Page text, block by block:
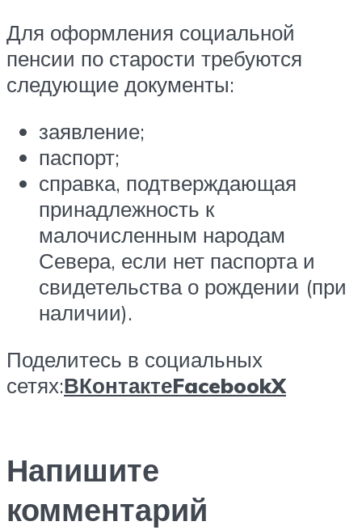
Для оформления социальной
пенсии по старости требуются
следующие документы:
заявление;
паспорт;
справка, подтверждающая
принадлежность к
малочисленным народам
Севера, если нет паспорта и
свидетельства о рождении (при
наличии).
Поделитесь в социальных
сетях:ВКонтактеFacebookX
Напишите
комментарий